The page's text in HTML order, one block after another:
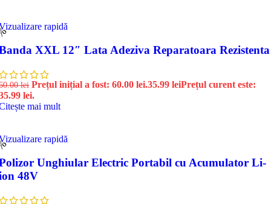
rapidă
XXL 12″ Lata Adeziva Reparatoara Rezistenta
lei Prețul inițial a fost: 60.00 lei.35.99 leiPrețul curent este:
lei.
mai mult
rapidă
Unghiular Electric Portabil cu Acumulator Li-
48V